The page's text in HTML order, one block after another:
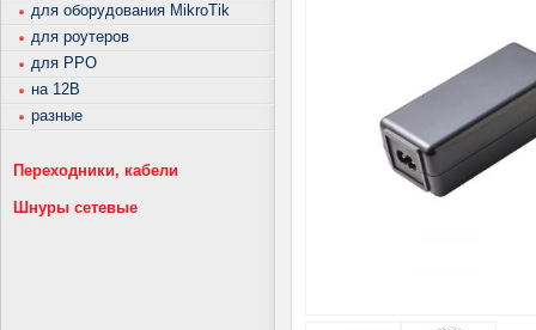
для оборудования MikroTik
для роутеров
для РРО
на 12В
разные
Переходники, кабели
Шнуры сетевые